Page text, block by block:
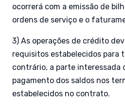
ocorrerá com a emissão de
ordens de serviço e o
3) As operações de crédito
requisitos estabelecidos para
contrário, a parte interessada
pagamento dos saldos nos
estabelecidos no contrato.